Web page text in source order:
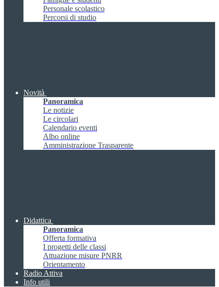
Personale scolastico
Percorsi di studio
Novità
Panoramica
Le notizie
Le circolari
Calendario eventi
Albo online
Amministrazione Trasparente
Didattica
Panoramica
Offerta formativa
I progetti delle classi
Attuazione misure PNRR
Orientamento
Radio Attiva
Info utili